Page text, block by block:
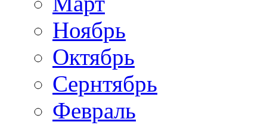
Ноябрь
Октябрь
Сернтябрь
Февраль